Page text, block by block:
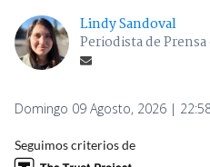
Lindy Sandoval
Periodista de
Domingo 09 Agosto, 2026 |
Seguimos criterios de